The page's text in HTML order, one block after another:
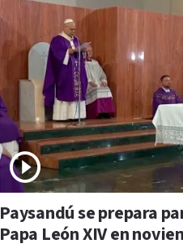
Paysandú se prepara
Papa León XIV en